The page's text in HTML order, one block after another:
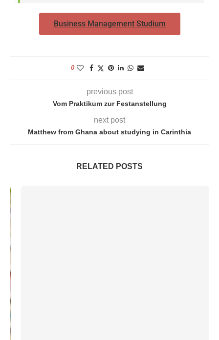
Business Management Studium
0
previous post
Vom Praktikum zur Festanstellung
next post
Matthew from Ghana about studying in Carinthia
RELATED POSTS